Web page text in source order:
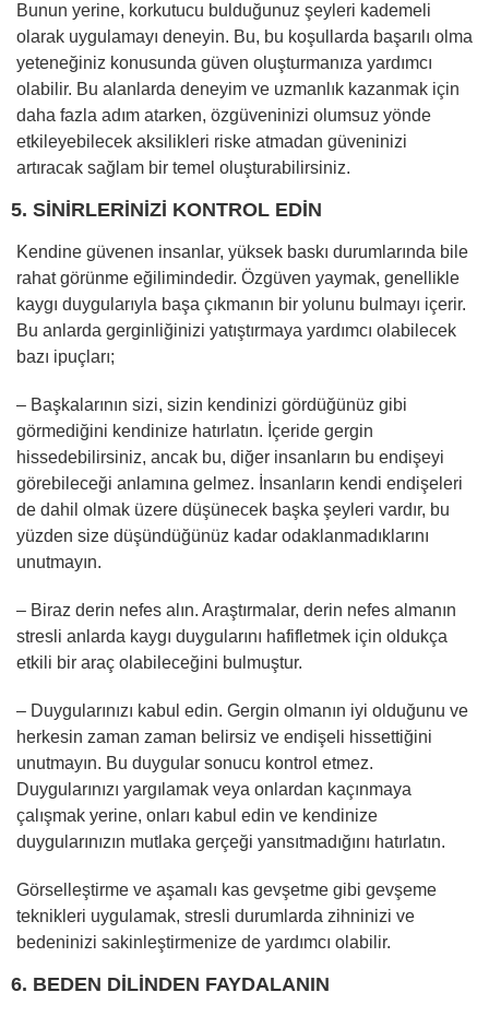
Bunun yerine, korkutucu bulduğunuz şeyleri kademeli
olarak uygulamayı deneyin. Bu, bu koşullarda başarılı olma
yeteneğiniz konusunda güven oluşturmanıza yardımcı
olabilir. Bu alanlarda deneyim ve uzmanlık kazanmak için
daha fazla adım atarken, özgüveninizi olumsuz yönde
etkileyebilecek aksilikleri riske atmadan güveninizi
artıracak sağlam bir temel oluşturabilirsiniz.
5. SİNİRLERİNİZİ KONTROL EDİN
Kendine güvenen insanlar, yüksek baskı durumlarında bile
rahat görünme eğilimindedir. Özgüven yaymak, genellikle
kaygı duygularıyla başa çıkmanın bir yolunu bulmayı içerir.
Bu anlarda gerginliğinizi yatıştırmaya yardımcı olabilecek
bazı ipuçları;
– Başkalarının sizi, sizin kendinizi gördüğünüz gibi
görmediğini kendinize hatırlatın. İçeride gergin
hissedebilirsiniz, ancak bu, diğer insanların bu endişeyi
görebileceği anlamına gelmez. İnsanların kendi endişeleri
de dahil olmak üzere düşünecek başka şeyleri vardır, bu
yüzden size düşündüğünüz kadar odaklanmadıklarını
unutmayın.
– Biraz derin nefes alın. Araştırmalar, derin nefes almanın
stresli anlarda kaygı duygularını hafifletmek için oldukça
etkili bir araç olabileceğini bulmuştur.
– Duygularınızı kabul edin. Gergin olmanın iyi olduğunu ve
herkesin zaman zaman belirsiz ve endişeli hissettiğini
unutmayın. Bu duygular sonucu kontrol etmez.
Duygularınızı yargılamak veya onlardan kaçınmaya
çalışmak yerine, onları kabul edin ve kendinize
duygularınızın mutlaka gerçeği yansıtmadığını hatırlatın.
Görselleştirme ve aşamalı kas gevşetme gibi gevşeme
teknikleri uygulamak, stresli durumlarda zihninizi ve
bedeninizi sakinleştirmenize de yardımcı olabilir.
6. BEDEN DİLİNDEN FAYDALANIN